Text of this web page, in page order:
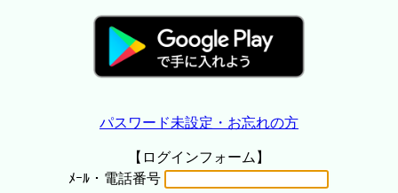
パスワード未設定・お忘れの方
【ログインフォーム】
ﾒｰﾙ・電話番号